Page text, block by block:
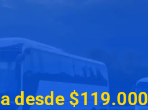
desde $119.000